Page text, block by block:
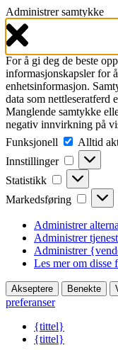
Administrer samtykke
For å gi deg de beste
informasjonskapsler for
enhetsinformasjon.
data som nettleseratferd
Manglende samtykke
negativ innvirkning på
Funksjonell
Alltid
Innstillinger
Statistikk
Statistikk
Markedsføring
Administrer
Administrer
Administrer
Les mer om disse
Akseptere Benekte
preferanser
{tittel}
{tittel}